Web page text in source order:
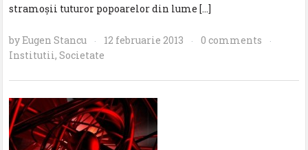
stramoșii tuturor popoarelor din lume […]
byEugen Stancu · 12 februarie 2013 · 0 comments ·
Institutii,Societate